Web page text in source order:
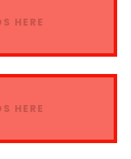
HERE
HERE